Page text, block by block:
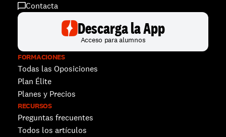
FORMACIONES
Todas las Oposiciones
Plan Élite
Planes y Precios
RECURSOS
Preguntas frecuentes
Todos los artículos
Contacta
Descarga la App
Acceso para alumnos